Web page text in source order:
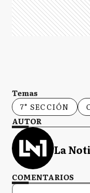
Temas
7° SECCIÓN
AUTOR
La
COMENTARIOS